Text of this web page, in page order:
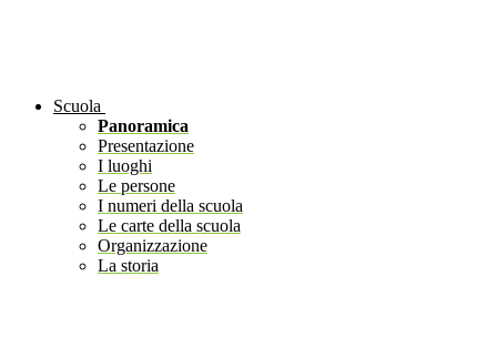
Scuola
Panoramica
Presentazione
I luoghi
Le persone
I numeri della scuola
Le carte della scuola
Organizzazione
La storia